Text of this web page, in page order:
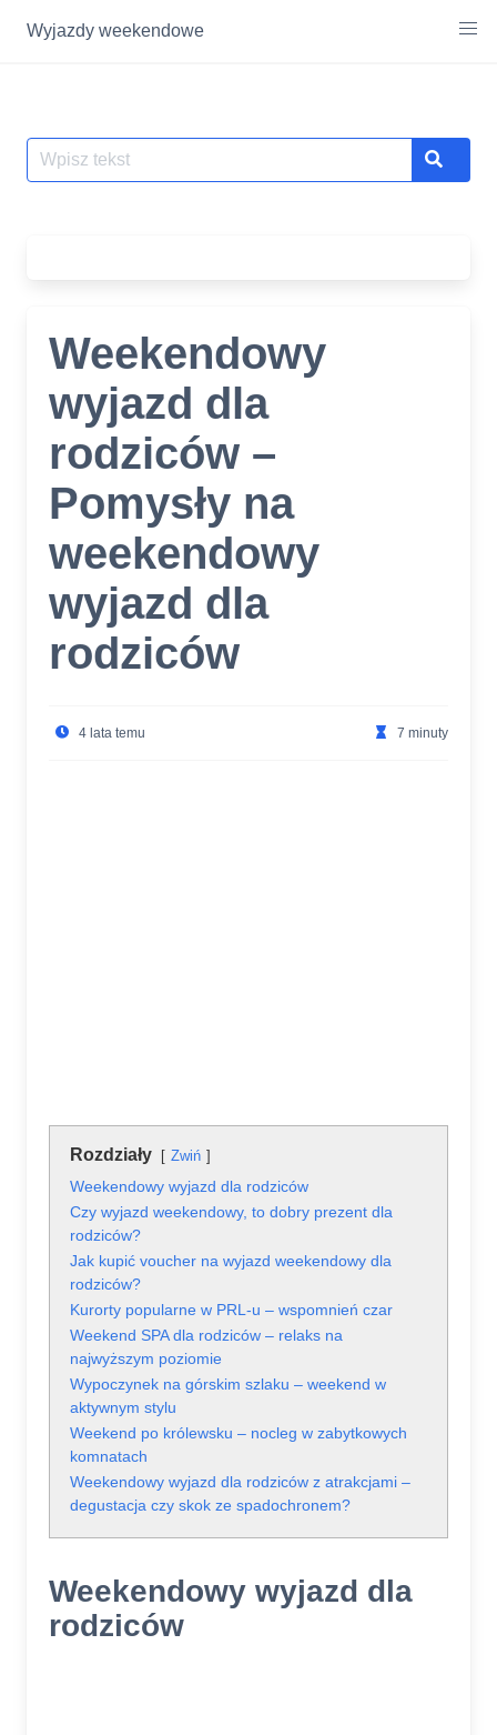
Wyjazdy weekendowe
Szukaj
Search
Weekendowy
wyjazd dla
rodziców –
Pomysły na
weekendowy
wyjazd dla
rodziców
4 lata temu 7 minuty
Rozdziały Zwiń
Weekendowy wyjazd dla rodziców
Czy wyjazd weekendowy, to dobry prezent dla
rodziców?
Jak kupić voucher na wyjazd weekendowy dla
rodziców?
Kurorty popularne w PRL-u – wspomnień czar
Weekend SPA dla rodziców – relaks na
najwyższym poziomie
Wypoczynek na górskim szlaku – weekend w
aktywnym stylu
Weekend po królewsku – nocleg w zabytkowych
komnatach
Weekendowy wyjazd dla rodziców z atrakcjami –
degustacja czy skok ze spadochronem?
Weekendowy wyjazd dla
rodziców